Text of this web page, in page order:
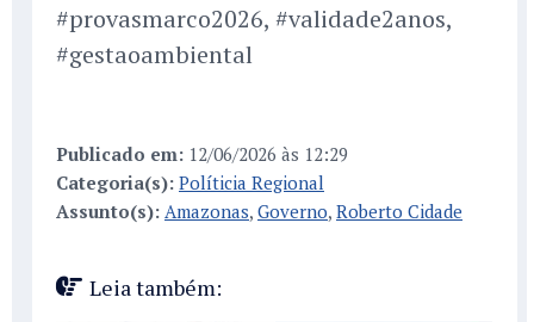
#provasmarco2026, #validade2anos,
#gestaoambiental
Publicado em: 12/06/2026 às 12:29
Categoria(s): Políticia Regional
Assunto(s): Amazonas, Governo, Roberto Cidade
Leia também: